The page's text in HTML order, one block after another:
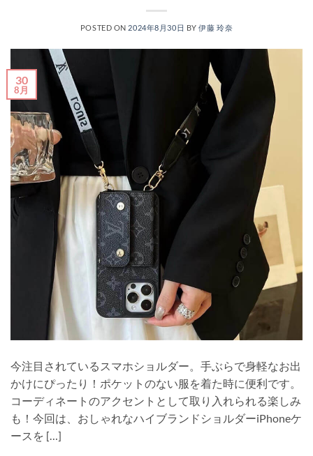
POSTED ON 2024年8月30日 BY伊藤 玲奈
30
8月
今注目されているスマホショルダー。手ぶらで身軽なお出
かけにぴったり！ポケットのない服を着た時に便利です。
コーディネートのアクセントとして取り入れられる楽しみ
も！今回は、おしゃれなハイブランドショルダーiPhoneケ
ースを […]